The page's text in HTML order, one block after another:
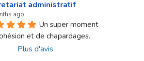
administratif
ago
Un super moment
et de chapardages.
Plus d'avis